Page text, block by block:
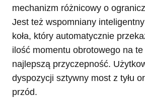
mechanizm różnicowy o
Jest też wspomniany
koła, który automatycznie
ilość momentu obrotowego na te
najlepszą przyczepność.
dyspozycji sztywny most z tyłu
przód.